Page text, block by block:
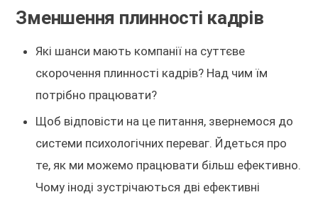
Зменшення плинності кадрів
Які шанси мають компанії на суттєве
скорочення плинності кадрів? Над чим їм
потрібно працювати?
Щоб відповісти на це питання, звернемося до
системи психологічних переваг. Йдеться про
те, як ми можемо працювати більш ефективно.
Чому іноді зустрічаються дві ефективні